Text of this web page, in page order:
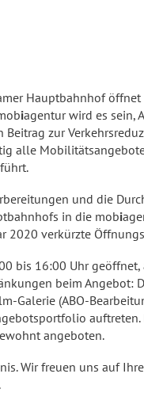
Hauptbahnhof
iagentur wird es sein,
zur
alle
und die
in die mobi
2020 verkürzte
bis 16:00 Uhr geöffnet,
beim Angebot:
Galerie (ABO-
auftreten.
angeboten.
Wir freuen uns auf